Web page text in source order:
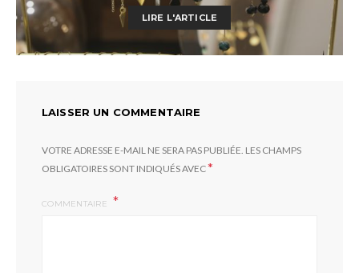
LIRE L'ARTICLE
LAISSER UN COMMENTAIRE
VOTRE ADRESSE E-MAIL NE SERA PAS PUBLIÉE. LES CHAMPS
OBLIGATOIRES SONT INDIQUÉS AVEC*
COMMENTAIRE